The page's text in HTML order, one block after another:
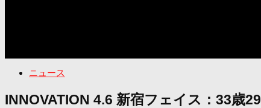
ニュース
INNOVATION 4.6 新宿フェイス：33歳